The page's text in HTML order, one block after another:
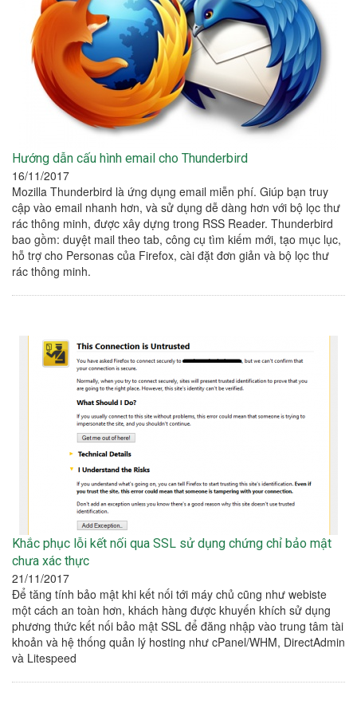
Hướng dẫn cấu hình email cho Thunderbird
16/11/2017
Mozilla Thunderbird là ứng dụng email miễn phí. Giúp bạn truy
cập vào email nhanh hơn, và sử dụng dễ dàng hơn với bộ lọc thư
rác thông minh, được xây dựng trong RSS Reader. Thunderbird
bao gồm: duyệt mail theo tab, công cụ tìm kiếm mới, tạo mục lục,
hỗ trợ cho Personas của Firefox, cài đặt đơn giản và bộ lọc thư
rác thông minh.
Khắc phục lỗi kết nối qua SSL sử dụng chứng chỉ bảo mật
chưa xác thực
21/11/2017
Để tăng tính bảo mật khi kết nối tới máy chủ cũng như webiste
một cách an toàn hơn, khách hàng được khuyến khích sử dụng
phương thức kết nối bảo mật SSL để đăng nhập vào trung tâm tài
khoản và hệ thống quản lý hosting như cPanel/WHM, DirectAdmin
và Litespeed